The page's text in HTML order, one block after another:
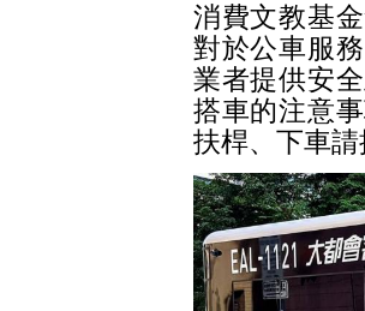
消費文教基
對於公車服
業者提供安
搭車的注意
扶桿、下車